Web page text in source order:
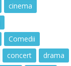
cinema
Comedii
concert
drama